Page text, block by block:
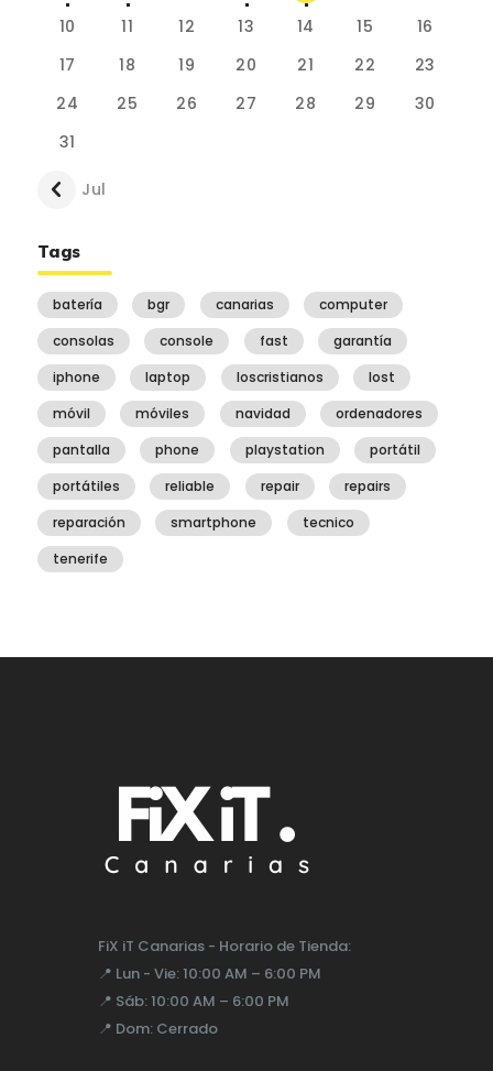
10
11 12 13 14 15
16
17
18 19 20 21 22
23
24
25 26 27 28 29
30
31
« Jul
Tags
batería bgr canarias
computer
consolas
console fast
garantía
iphone
laptop loscristianos
lost
móvil
móviles navidad
ordenadores
pantalla
phone playstation
portátil
portátiles
reliable repair
repairs
reparación
smartphone
tecnico
tenerife
FiX iT Canarias - Horario de Tienda:
📍 Lun - Vie: 10:00 AM – 6:00 PM
📍 Sáb: 10:00 AM – 6:00 PM
📍 Dom: Cerrado